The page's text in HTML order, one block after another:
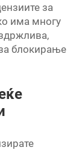
за
има многу
блокирање